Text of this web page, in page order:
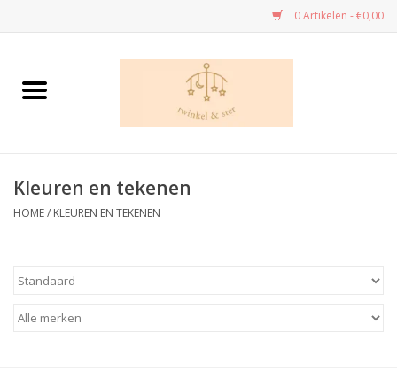
0 Artikelen - €0,00
Home
Dans - cadeau’s
Kleuren en tekenen
Kleuren en tekenen
HOME/ KLEUREN EN TEKENEN